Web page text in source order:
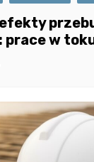
prace w